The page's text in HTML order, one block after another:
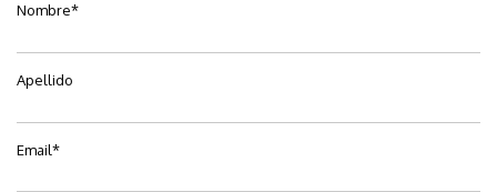
Nombre*
Apellido
Email*